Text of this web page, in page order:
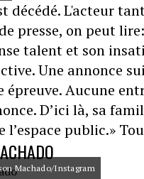
décédé. L'acteur
presse, on peut
talent et son
Une annonce
épreuve. Aucune
D’ici là, sa
l’espace public.»
Machado/Instagram